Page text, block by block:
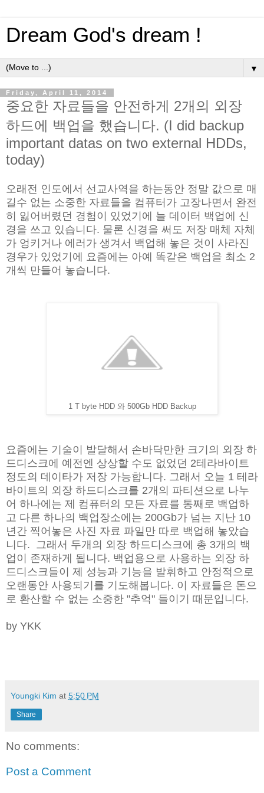
Dream God's dream !
▼
Friday, April 11, 2014
중요한 자료들을 안전하게 2개의 외장
하드에 백업을 했습니다. (I did backup
important datas on two external HDDs,
today)
오래전 인도에서 선교사역을 하는동안 정말 값으로 매
길수 없는 소중한 자료들을 컴퓨터가 고장나면서 완전
히 잃어버렸던 경험이 있었기에 늘 데이터 백업에 신
경을 쓰고 있습니다. 물론 신경을 써도 저장 매체 자체
가 엉키거나 에러가 생겨서 백업해 놓은 것이 사라진
경우가 있었기에 요즘에는 아예 똑같은 백업을 최소 2
개씩 만들어 놓습니다.
1 T byte HDD 와 500Gb HDD Backup
요즘에는 기술이 발달해서 손바닥만한 크기의 외장 하
드디스크에 예전엔 상상할 수도 없었던 2테라바이트
정도의 데이타가 저장 가능합니다. 그래서 오늘 1 테라
바이트의 외장 하드디스크를 2개의 파티션으로 나누
어 하나에는 제 컴퓨터의 모든 자료를 통째로 백업하
고 다른 하나의 백업장소에는 200Gb가 넘는 지난 10
년간 찍어놓은 사진 자료 파일만 따로 백업해 놓았습
니다. 그래서 두개의 외장 하드디스크에 총 3개의 백
업이 존재하게 됩니다. 백업용으로 사용하는 외장 하
드디스크들이 제 성능과 기능을 발휘하고 안정적으로
오랜동안 사용되기를 기도해봅니다. 이 자료들은 돈으
로 환산할 수 없는 소중한 "추억" 들이기 때문입니다.
by YKK
Youngki Kim at 5:50 PM
Share
No comments:
Post a Comment